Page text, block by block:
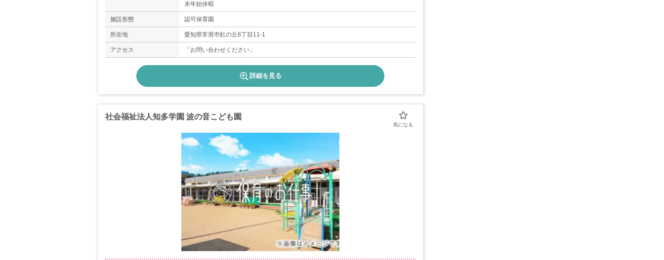
末年始休暇
施設形態 認可保育園
所在地 愛知県常滑市虹の丘6丁目11-1
アクセス 「お問い合わせください」
詳細を見る
社会福祉法人知多学園 波の音こども園